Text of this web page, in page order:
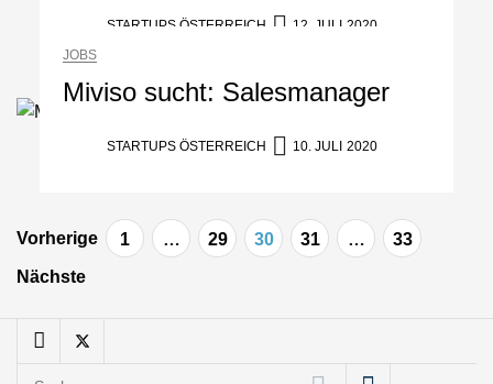
STARTUPS ÖSTERREICH
12. JULI 2020
JOBS
Miviso sucht: Salesmanager
STARTUPS ÖSTERREICH 10. JULI 2020
Beitragsnavigation
Vorherige 1 … 29 30 31 …
33
Nächste
Michelle Haas von
Büroabenteuer Haas:
Michelle Haas mit ihrem
GATE Space startet 2026
Suchen